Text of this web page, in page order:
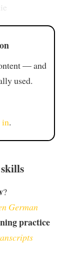
— and
used.
.
?
German
practice